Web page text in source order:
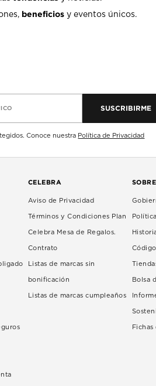
beneficios y eventos únicos.
SUSCRIBIRME
Conoce nuestra Política de Privacidad
CELEBRA
Aviso de Privacidad
Términos y Condiciones Plan
Celebra Mesa de Regalos.
Contrato
Listas de marcas sin
bonificación
Listas de marcas cumpleaños
Bolsa
Fichas